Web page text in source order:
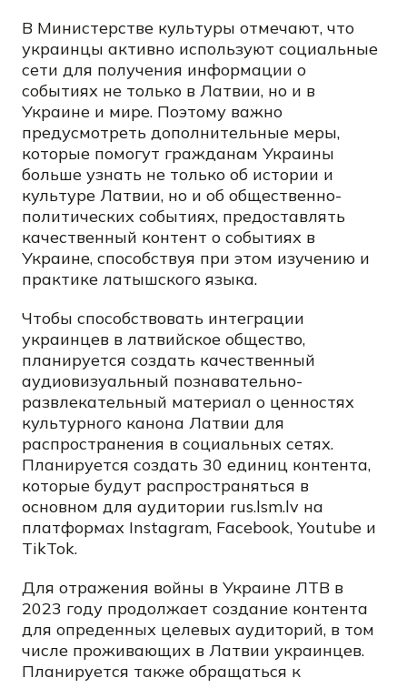
В Министерстве культуры отмечают, что
украинцы активно используют социальные
сети для получения информации о
событиях не только в Латвии, но и в
Украине и мире. Поэтому важно
предусмотреть дополнительные меры,
которые помогут гражданам Украины
больше узнать не только об истории и
культуре Латвии, но и об общественно-
политических событиях, предоставлять
качественный контент о событиях в
Украине, способствуя при этом изучению и
практике латышского языка.
Чтобы способствовать интеграции
украинцев в латвийское общество,
планируется создать качественный
аудиовизуальный познавательно-
развлекательный материал о ценностях
культурного канона Латвии для
распространения в социальных сетях.
Планируется создать 30 единиц контента,
которые будут распространяться в
основном для аудитории rus.lsm.lv на
платформах Instagram, Facebook, Youtube и
TikTok.
Для отражения войны в Украине ЛТВ в
2023 году продолжает создание контента
для опреденных целевых аудиторий, в том
числе проживающих в Латвии украинцев.
Планируется также обращаться к